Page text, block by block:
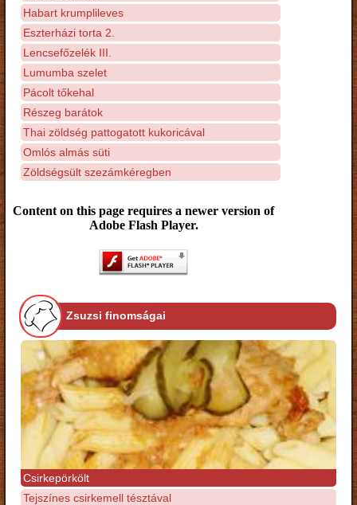
Habart krumplileves
Eszterházi torta 2.
Lencsefőzelék III.
Lumumba szelet
Pácolt tőkehal
Részeg barátok
Thai zöldség pattogatott kukoricával
Omlós almás süti
Zöldségsült szezámkéregben
Content on this page requires a newer version of
Adobe Flash Player.
Zsuzsi finomságai
Csirkepörkölt
Tejszínes csirkemell tésztával